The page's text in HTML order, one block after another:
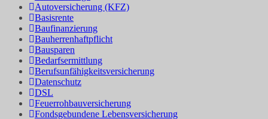
Autoversicherung (KFZ)
Basisrente
Baufinanzierung
Bauherrenhaftpflicht
Bausparen
Bedarfsermittlung
Berufs­unfähigkeitsversicherung
Datenschutz
DSL
Feuerrohbauversicherung
Fondsgebundene Lebensversicherung